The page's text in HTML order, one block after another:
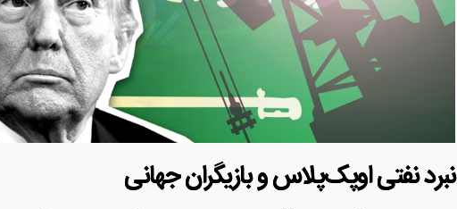
نبرد نفتی اوپک‌پلاس و بازیگران جهانی